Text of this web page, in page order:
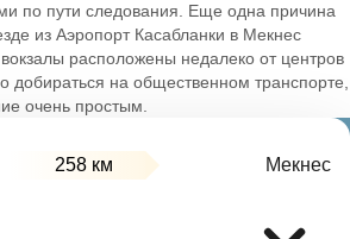
по пути следования. Еще одна причина
из Аэропорт Касабланки в Мекнес
расположены недалеко от центров
добираться на общественном транспорте,
очень простым.
258 км Мекнес